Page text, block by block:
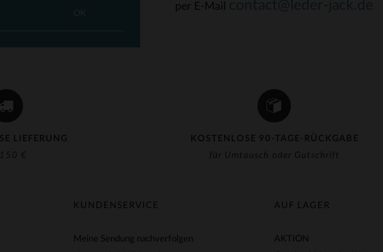
58
LIEFERUNG
€
KOSTENLOSE 90-TAGE-RÜCKGABE
für Umtausch oder Gutschrift
OK
per E-Mail
KUNDENSERVICE
Meine Sendung nachverfolgen
AUF LAGER
AKTION